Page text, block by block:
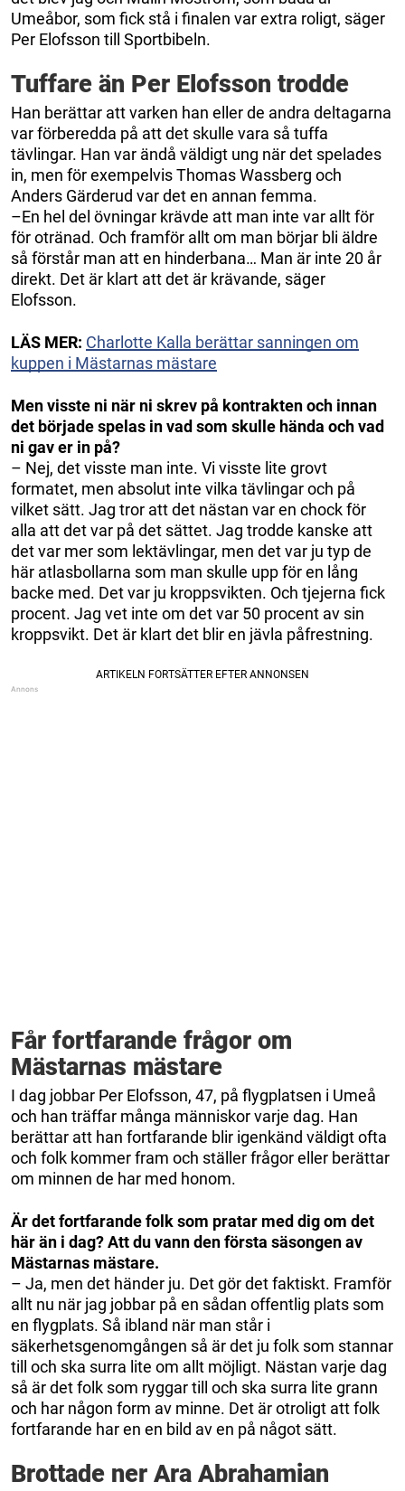
Umeåbor, som fick stå i finalen var extra roligt, säger
Per Elofsson till Sportbibeln.
Tuffare än Per Elofsson trodde
Han berättar att varken han eller de andra deltagarna
var förberedda på att det skulle vara så tuffa
tävlingar. Han var ändå väldigt ung när det spelades
in, men för exempelvis Thomas Wassberg och
Anders Gärderud var det en annan femma.
–En hel del övningar krävde att man inte var allt för
för otränad. Och framför allt om man börjar bli äldre
så förstår man att en hinderbana… Man är inte 20 år
direkt. Det är klart att det är krävande, säger
Elofsson.
LÄS MER: Charlotte Kalla berättar sanningen om
kuppen i Mästarnas mästare
Men visste ni när ni skrev på kontrakten och innan
det började spelas in vad som skulle hända och vad
ni gav er in på?
– Nej, det visste man inte. Vi visste lite grovt
formatet, men absolut inte vilka tävlingar och på
vilket sätt. Jag tror att det nästan var en chock för
alla att det var på det sättet. Jag trodde kanske att
det var mer som lektävlingar, men det var ju typ de
här atlasbollarna som man skulle upp för en lång
backe med. Det var ju kroppsvikten. Och tjejerna fick
procent. Jag vet inte om det var 50 procent av sin
kroppsvikt. Det är klart det blir en jävla påfrestning.
Får fortfarande frågor om
Mästarnas mästare
I dag jobbar Per Elofsson, 47, på flygplatsen i Umeå
och han träffar många människor varje dag. Han
berättar att han fortfarande blir igenkänd väldigt ofta
och folk kommer fram och ställer frågor eller berättar
om minnen de har med honom.
Är det fortfarande folk som pratar med dig om det
här än i dag? Att du vann den första säsongen av
Mästarnas mästare.
– Ja, men det händer ju. Det gör det faktiskt. Framför
allt nu när jag jobbar på en sådan offentlig plats som
en flygplats. Så ibland när man står i
säkerhetsgenomgången så är det ju folk som stannar
till och ska surra lite om allt möjligt. Nästan varje dag
så är det folk som ryggar till och ska surra lite grann
och har någon form av minne. Det är otroligt att folk
fortfarande har en en bild av en på något sätt.
Brottade ner Ara Abrahamian